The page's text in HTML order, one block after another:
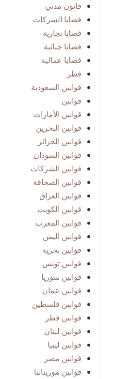
قانون مدني
قضايا الشركات
قضايا تجارية
قضايا جنائية
قضايا عمالية
قطر
قوانبن السعودية
قوانين
قوانين الأمارات
قوانين البحرين
قوانين الجزائر
قوانين السودان
قوانين الشركات
قوانين الصحافة
قوانين العراق
قوانين الكويت
قوانين المغرب
قوانين اليمن
قوانين بحرية
قوانين تونس
قوانين سوريا
قوانين عمان
قوانين فلسطين
قوانين قطر
قوانين لبنان
قوانين ليبيا
قوانين مصر
قوانين موريتانيا